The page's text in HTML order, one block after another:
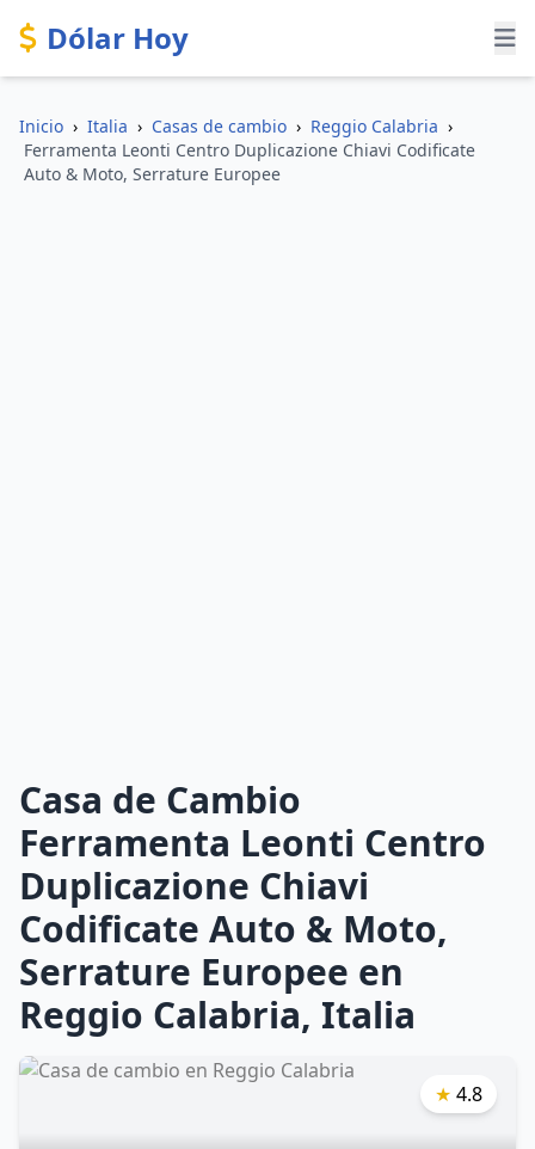
Dólar Hoy
Inicio › Italia › Casas de cambio › Reggio Calabria ›
Ferramenta Leonti Centro Duplicazione Chiavi Codificate
Auto & Moto, Serrature Europee
Casa de Cambio
Ferramenta Leonti Centro
Duplicazione Chiavi
Codificate Auto & Moto,
Serrature Europee en
Reggio Calabria, Italia
★ 4.8